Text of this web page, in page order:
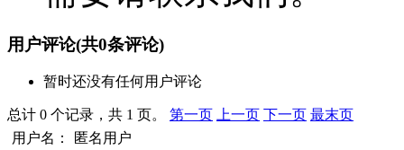
用户评论(共0条评论)
暂时还没有任何用户评论
总计 0 个记录，共 1 页。 第一页 上一页 下一页 最末页
用户名：
匿名用户